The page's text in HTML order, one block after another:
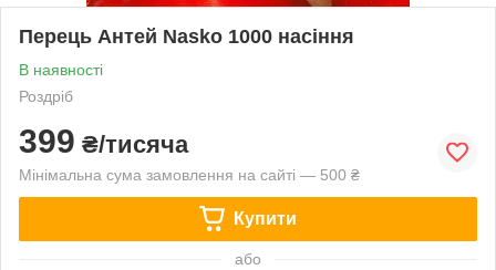
Перець Антей Nasko 1000 насіння
В наявності
Роздріб
399 ₴/тисяча
Мінімальна сума замовлення на сайті — 500 ₴
Купити
або